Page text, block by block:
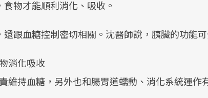
物才能順利消化、吸收。
跟血糖控制密切相關。沈醫師說，胰臟的功能可
消化吸收
維持血糖，另外也和腸胃道蠕動、消化系統運作